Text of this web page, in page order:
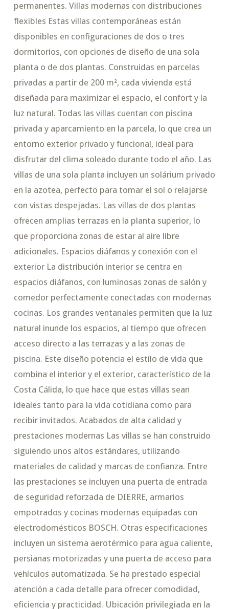
permanentes. Villas modernas con distribuciones
flexibles Estas villas contemporáneas están
disponibles en configuraciones de dos o tres
dormitorios, con opciones de diseño de una sola
planta o de dos plantas. Construidas en parcelas
privadas a partir de 200 m², cada vivienda está
diseñada para maximizar el espacio, el confort y la
luz natural. Todas las villas cuentan con piscina
privada y aparcamiento en la parcela, lo que crea un
entorno exterior privado y funcional, ideal para
disfrutar del clima soleado durante todo el año. Las
villas de una sola planta incluyen un solárium privado
en la azotea, perfecto para tomar el sol o relajarse
con vistas despejadas. Las villas de dos plantas
ofrecen amplias terrazas en la planta superior, lo
que proporciona zonas de estar al aire libre
adicionales. Espacios diáfanos y conexión con el
exterior La distribución interior se centra en
espacios diáfanos, con luminosas zonas de salón y
comedor perfectamente conectadas con modernas
cocinas. Los grandes ventanales permiten que la luz
natural inunde los espacios, al tiempo que ofrecen
acceso directo a las terrazas y a las zonas de
piscina. Este diseño potencia el estilo de vida que
combina el interior y el exterior, característico de la
Costa Cálida, lo que hace que estas villas sean
ideales tanto para la vida cotidiana como para
recibir invitados. Acabados de alta calidad y
prestaciones modernas Las villas se han construido
siguiendo unos altos estándares, utilizando
materiales de calidad y marcas de confianza. Entre
las prestaciones se incluyen una puerta de entrada
de seguridad reforzada de DIERRE, armarios
empotrados y cocinas modernas equipadas con
electrodomésticos BOSCH. Otras especificaciones
incluyen un sistema aerotérmico para agua caliente,
persianas motorizadas y una puerta de acceso para
vehículos automatizada. Se ha prestado especial
atención a cada detalle para ofrecer comodidad,
eficiencia y practicidad. Ubicación privilegiada en la